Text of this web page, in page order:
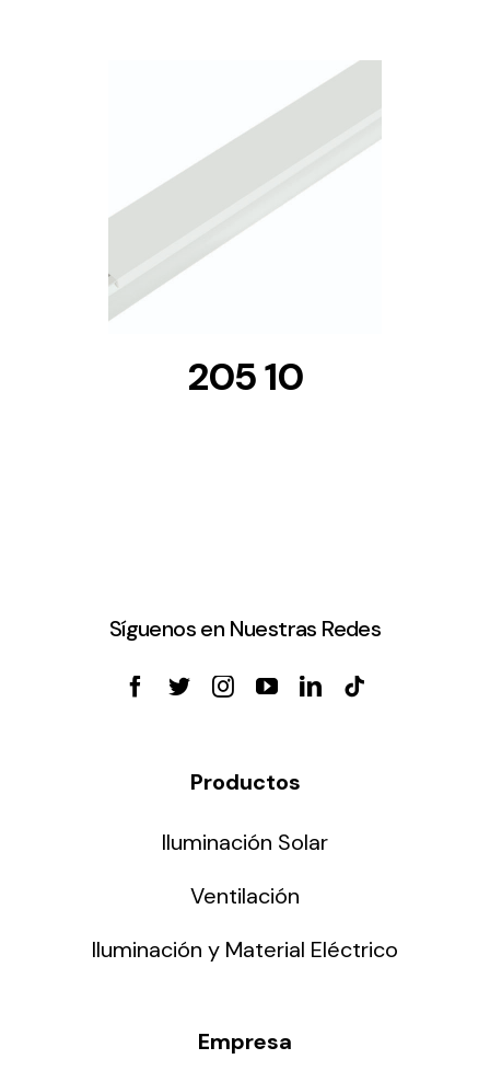
205 10
Síguenos en Nuestras Redes
Productos
Iluminación Solar
Ventilación
Iluminación y Material Eléctrico
Empresa